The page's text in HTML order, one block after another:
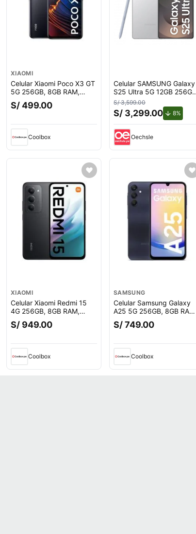
XIAOMI
Celular Xiaomi Poco X3 GT
5G 256GB, 8GB RAM,
cámara trasera 64MP y
frontal 16MP, 6.6"", negro
S/ 499.00
Coolbox
Celular SAMSUNG Galaxy
S25 Ultra 5G 12GB 256GB
White Silver
S/ 3,599.00
S/ 3,299.00 8%
Oechsle
XIAOMI
Celular Xiaomi Redmi 15
4G 256GB, 8GB RAM,
cámara trasera 50 MP y
frontal 8MP, 6.9"", negro
S/ 949.00
Coolbox
SAMSUNG
Celular Samsung Galaxy
A25 5G 256GB, 8GB RAM,
cámara trasera 50MP y
frontal 13MP, 6.5"", negro
S/ 749.00
Coolbox